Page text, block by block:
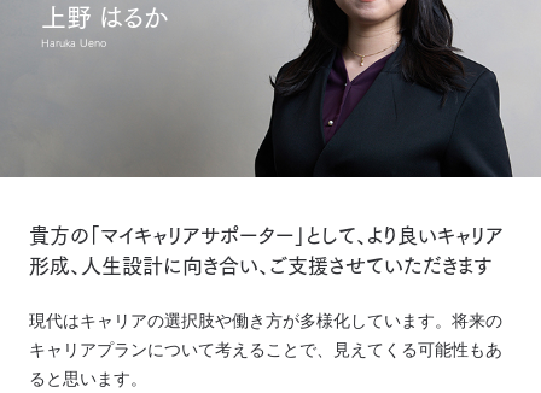
上野 はるか
Haruka Ueno
貴方の「マイキャリアサポーター」として、より良いキャリア
形成、人生設計に向き合い、ご支援させていただきます
現代はキャリアの選択肢や働き方が多様化しています。将来の
キャリアプランについて考えることで、見えてくる可能性もあ
ると思います。